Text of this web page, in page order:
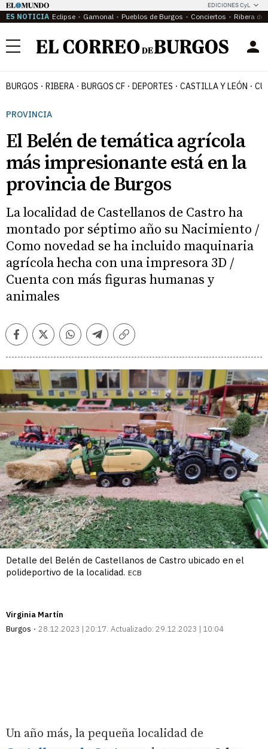
EDICIONES CyL
ES NOTICIA Eclipse Gamonal Pueblos de Burgos Conciertos Ribera del
Menú
BURGOS RIBERA BURGOS CF DEPORTES CASTILLA Y LEÓN
PROVINCIA
El Belén de temática agrícola
más impresionante está en la
provincia de Burgos
La localidad de Castellanos de Castro ha
montado por séptimo año su Nacimiento /
Como novedad se ha incluido maquinaria
agrícola hecha con una impresora 3D /
Cuenta con más figuras humanas y
animales
FacebookTwitterWhatsappTelegramCopiar
Detalle del Belén de Castellanos de Castro ubicado en el
polideportivo de la localidad. ECB
Virginia Martín
Burgos
28.12.2023 | 20:17 Actualizado: 29.12.2023 | 10:04
Un año más, la pequeña localidad de